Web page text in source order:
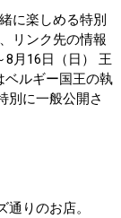
に楽しめる特別
リンク先の情報
月16日（日） 王
ベルギー国王の執
別に一般公開さ
りのお店。